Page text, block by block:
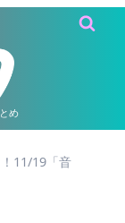
め
11/19「音